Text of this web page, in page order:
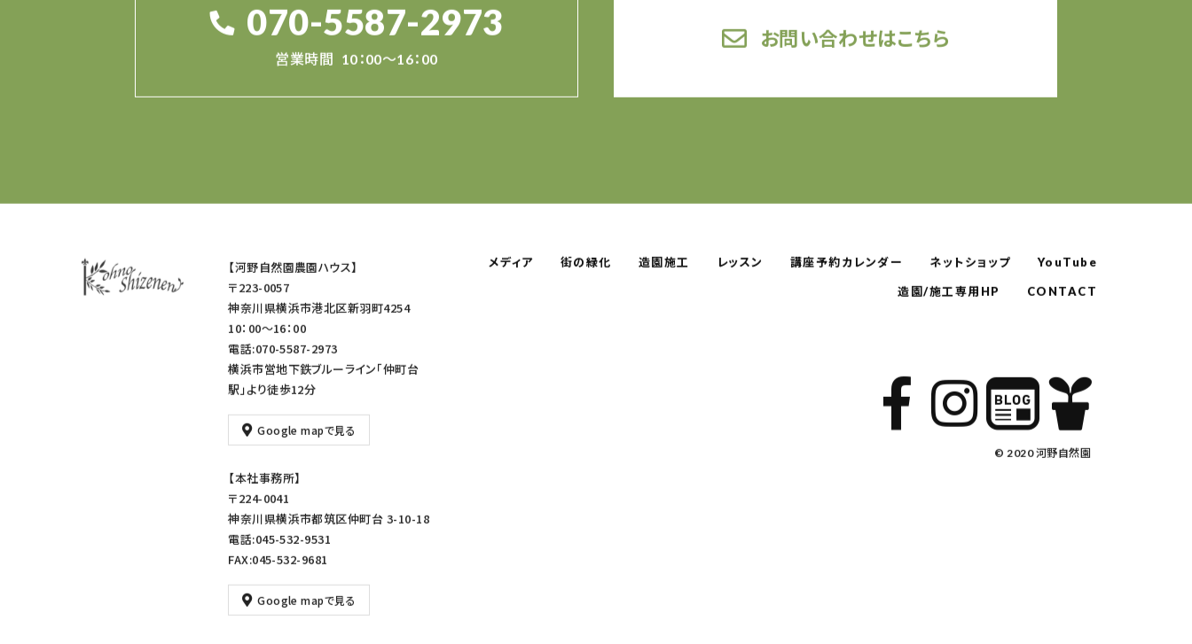
070-5587-2973
営業時間 10：00～16：00
お問い合わせはこちら
【河野自然園農園ハウス】
〒223-0057
神奈川県横浜市港北区新羽町4254
10：00～16：00
電話:070-5587-2973
横浜市営地下鉄ブルーライン「仲町台
駅」より徒歩12分
Google mapで見る
【本社事務所】
〒224-0041
神奈川県横浜市都筑区仲町台 3-10-18
電話:045-532-9531
FAX:045-532-9681
Google mapで見る
メディア 街の緑化 造園施工 レッスン 講座予約カレンダー ネットショップ YouTube
造園/施工専用HP CONTACT
© 2020 河野自然園